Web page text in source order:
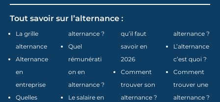
Tout savoir sur l’alternance :
La grille
alternance
Alternance
en
entreprise
Quelles
alternance ?
Quel
rémunérati
on en
alternance ?
Le salaire en
qu’il faut
savoir en
2026
Comment
trouver son
alternance ?
alternance ?
L’alternance
c’est quoi ?
Comment
trouver une
alternance ?